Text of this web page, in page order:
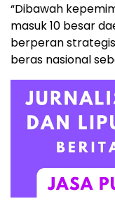
“Dibawah
masuk 10 besar
berperan
beras nasional